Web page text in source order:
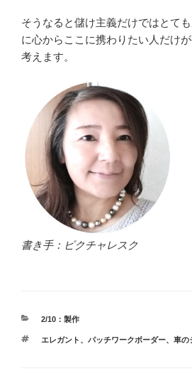
そうなると儲け主義だけではとて
に心からここに携わりたい人だけ
考えます。
書き手：ピクチャレスク
カ
ゴ
2/10：製作
タ
エレガント 、 パッチワークボーダー、 車の